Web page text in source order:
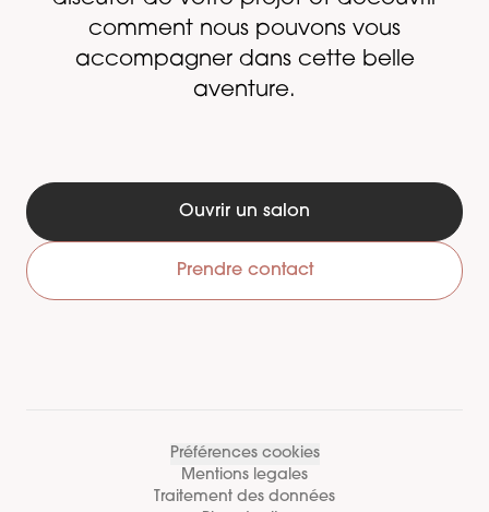
comment nous pouvons vous
accompagner dans cette belle
aventure.
Ouvrir un salon
Prendre contact
Préférences cookies
Mentions legales
Traitement des données